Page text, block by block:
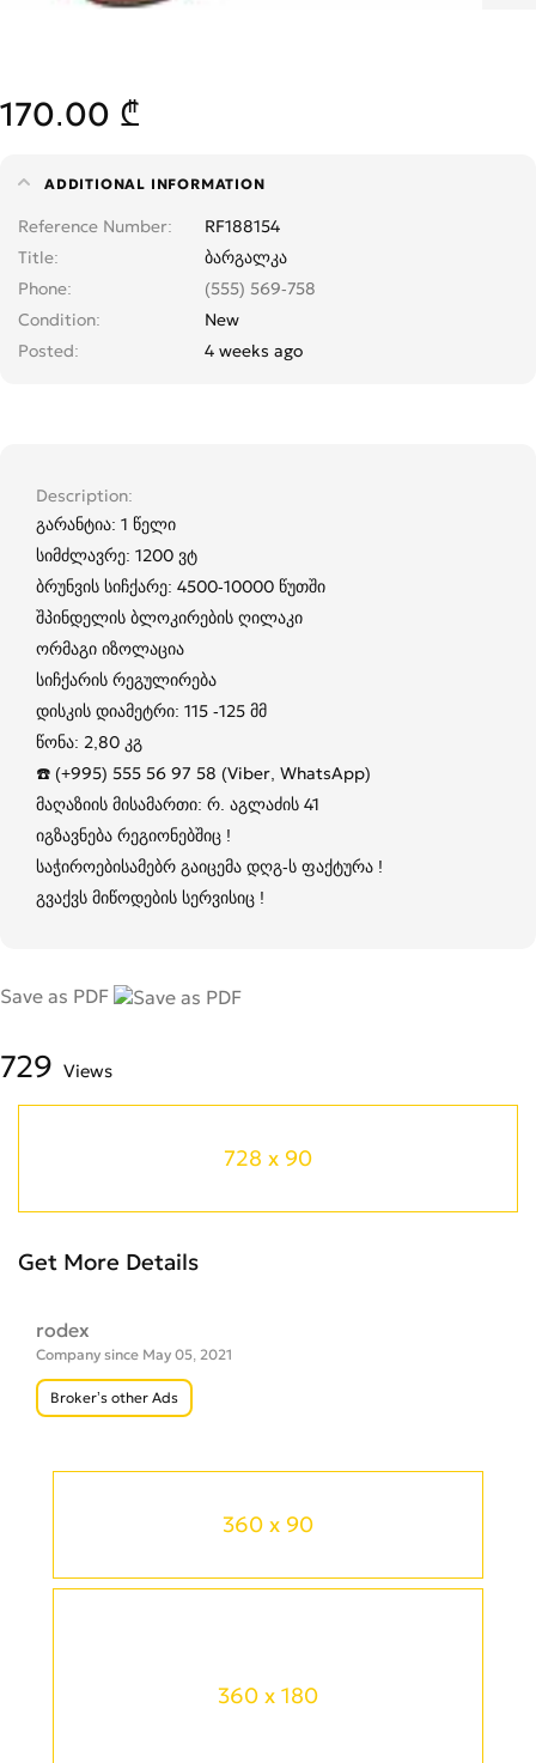
360 x 90
360 x 180
170.00 ₾
ADDITIONAL INFORMATION
Reference Number
RF188154
Title
ბარგალკა
Phone
(555) 569-758
Condition
New
Posted
4 weeks ago
Description
გარანტია: 1 წელი
სიმძლავრე: 1200 ვტ
ბრუნვის სიჩქარე: 4500-10000 წუთში
შპინდელის ბლოკირების ღილაკი
ორმაგი იზოლაცია
სიჩქარის რეგულირება
დისკის დიამეტრი: 115 -125 მმ
წონა: 2,80 კგ
☎️ (+995) 555 56 97 58 (Viber, WhatsApp)
მაღაზიის მისამართი: რ. აგლაძის 41
იგზავნება რეგიონებშიც !
საჭიროებისამებრ გაიცემა დღგ-ს ფაქტურა !
გვაქვს მიწოდების სერვისიც !
Save as PDF
729 Views
728 x 90
Get More Details
rodex
Company since May 05, 2021
Broker’s other Ads